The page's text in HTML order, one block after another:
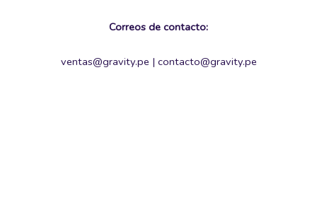
Correos de contacto:
ventas@gravity.pe | contacto@gravity.pe